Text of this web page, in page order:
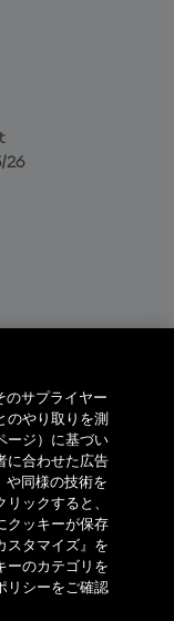
26
著作権所有。全ての
のサプライヤー
のやり取りを測
ージ）に基づい
に合わせた広告
や同様の技術を
ックすると、
クッキーが保存
スタマイズ』を
ーのカテゴリを
リシーをご確認